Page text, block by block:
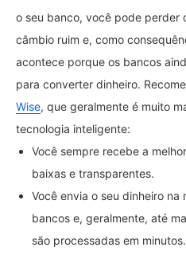
o seu banco, você pode perder
câmbio ruim e, como
acontece porque os bancos
para converter dinheiro.
Wise, que geralmente é muito
tecnologia inteligente:
Você sempre recebe a
baixas e transparentes.
Você envia o seu dinheiro na
bancos e, geralmente, até
são processadas em minutos.